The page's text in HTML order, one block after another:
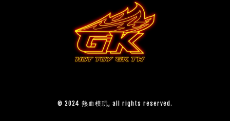
© 2024 熱血模玩, all rights reserved.